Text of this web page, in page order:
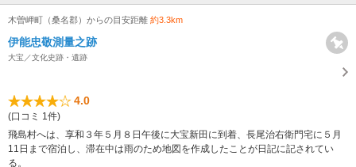
木曽岬町（桑名郡）からの目安距離 約3.3km
伊能忠敬測量之跡
大宝／文化史跡・遺跡
4.0
(口コミ 1件)
飛島村へは、享和３年５月８日午後に大宝新田に到着、長尾治右衛門宅に５月
11日まで宿泊し、滞在中は雨のため地図を作成したことが日記に記されてい
る。